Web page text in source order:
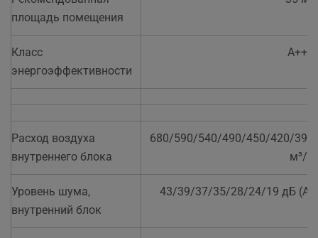
площадь помещения
Класс
энергоэффективности
А+++
Расход воздуха
внутреннего блока
680/590/540/490/450/420/390
м³/ч
Уровень шума,
внутренний блок
43/39/37/35/28/24/19 дБ (A)